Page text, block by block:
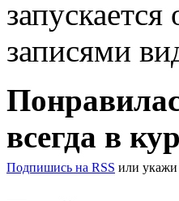
записями
всегда в
Подпишись на RSS или укажи